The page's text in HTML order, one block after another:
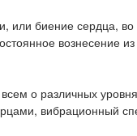
или биение сердца,
вознесение
о различных
вибрационный